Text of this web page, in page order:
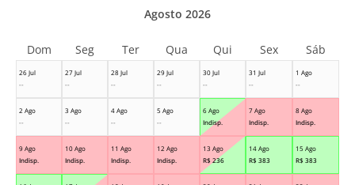
26 Jul
--
27 Jul
--
28 Jul
--
29 Jul
--
30 Jul
--
31 Jul
--
1 Ago
--
2 Ago
--
3 Ago
--
4 Ago
--
5 Ago
--
6 Ago
Indisp.
7 Ago
Indisp.
8 Ago
Indisp.
9 Ago
Indisp.
10 Ago
Indisp.
11 Ago
Indisp.
12 Ago
Indisp.
13 Ago
R$ 236
14 Ago
R$ 383
15 Ago
R$ 383
Agosto 2026
Dom Seg Ter Qua Qui Sex Sáb